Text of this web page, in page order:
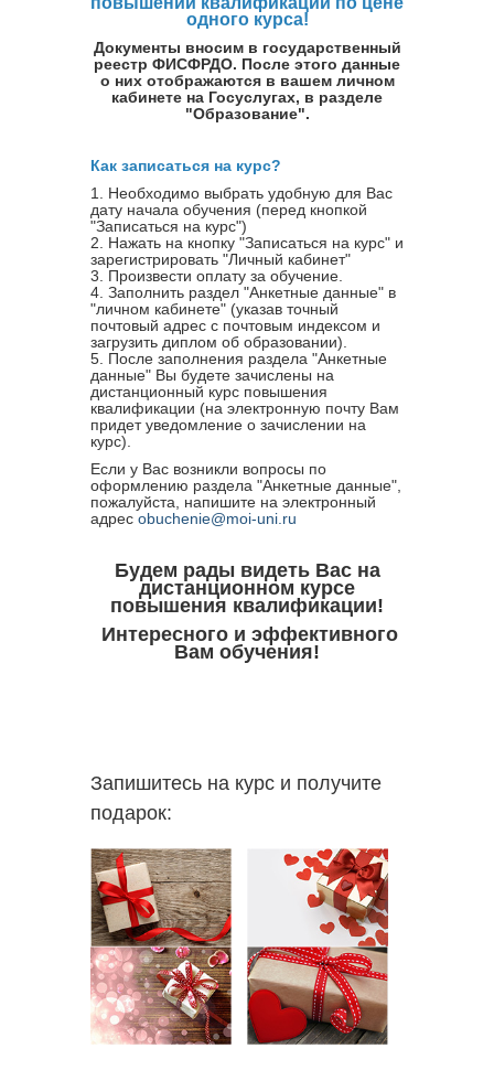
одного курса!
Документы вносим в государственный
реестр ФИСФРДО. После этого данные
о них отображаются в вашем личном
кабинете на Госуслугах, в разделе
"Образование".
Как записаться на курс?
1. Необходимо выбрать удобную для Вас
дату начала обучения (перед кнопкой
"Записаться на курс")
2. Нажать на кнопку "Записаться на курс" и
зарегистрировать "Личный кабинет"
3. Произвести оплату за обучение.
4. Заполнить раздел "Анкетные данные" в
"личном кабинете" (указав точный
почтовый адрес с почтовым индексом и
загрузить диплом об образовании).
5. После заполнения раздела "Анкетные
данные" Вы будете зачислены на
дистанционный курс повышения
квалификации (на электронную почту Вам
придет уведомление о зачислении на
курс).
Если у Вас возникли вопросы по
оформлению раздела "Анкетные данные",
пожалуйста, напишите на электронный
адрес obuchenie@moi-uni.ru
Будем рады видеть Вас на
дистанционном курсе
повышения квалификации!
Интересного и эффективного
Вам обучения!
Запишитесь на курс и получите
подарок: